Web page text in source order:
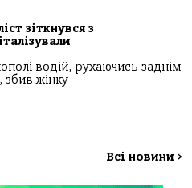
зіткнувся з
водій, рухаючись заднім
збив жінку
Всі новини >